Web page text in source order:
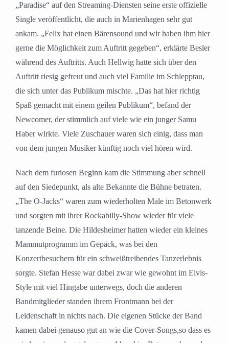
„Paradise“ auf den Streaming-Diensten seine erste offizielle
Single veröffentlicht, die auch in Marienhagen sehr gut
ankam. „Felix hat einen Bärensound und wir haben ihm hier
gerne die Möglichkeit zum Auftritt gegeben“, erklärte Besler
während des Auftritts. Auch Hellwig hatte sich über den
Auftritt riesig gefreut und auch viel Familie im Schlepptau,
die sich unter das Publikum mischte. „Das hat hier richtig
Spaß gemacht mit einem geilen Publikum“, befand der
Newcomer, der stimmlich auf viele wie ein junger Samu
Haber wirkte. Viele Zuschauer waren sich einig, dass man
von dem jungen Musiker künftig noch viel hören wird.
Nach dem furiosen Beginn kam die Stimmung aber schnell
auf den Siedepunkt, als alte Bekannte die Bühne betraten.
„The O-Jacks“ waren zum wiederholten Male im Betonwerk
und sorgten mit ihrer Rockabilly-Show wieder für viele
tanzende Beine. Die Hildesheimer hatten wieder ein kleines
Mammutprogramm im Gepäck, was bei den
Konzertbesuchern für ein schweißtreibendes Tanzerlebnis
sorgte. Stefan Hesse war dabei zwar wie gewohnt im Elvis-
Style mit viel Hingabe unterwegs, doch die anderen
Bandmitglieder standen ihrem Frontmann bei der
Leidenschaft in nichts nach. Die eigenen Stücke der Band
kamen dabei genauso gut an wie die Cover-Songs,so dass es